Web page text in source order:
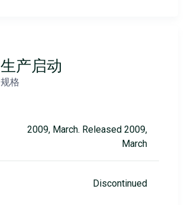
生产启动
规格
2009, March. Released 2009,
March
Discontinued